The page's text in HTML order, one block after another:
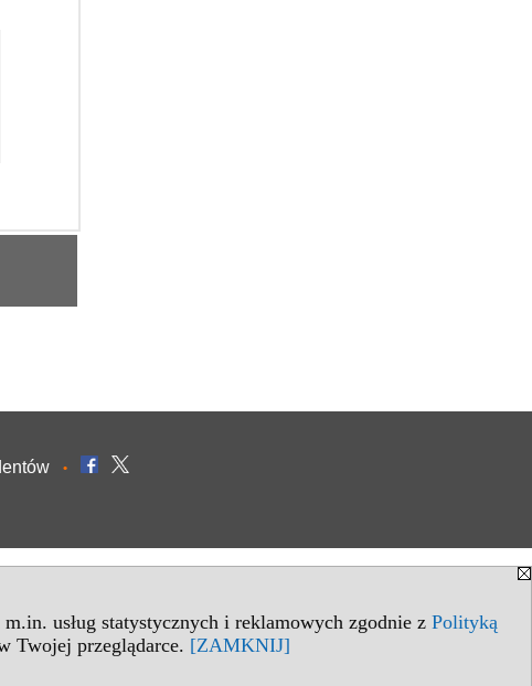
usług statystycznych i reklamowych zgodnie z Polityką
Twojej przeglądarce. [ZAMKNIJ]
•